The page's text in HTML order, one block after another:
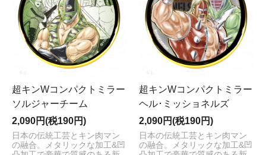
超キンWコンパクトミラー
ソルジャーチーム
2,090円(税190円)
日本の伝統工芸とキン肉マン
の融合。メタリックな加工&凹
超キンWコンパクトミラー
ヘル･ミッショネルズ
2,090円(税190円)
日本の伝統工芸とキン肉マン
の融合。メタリックな加工&凹